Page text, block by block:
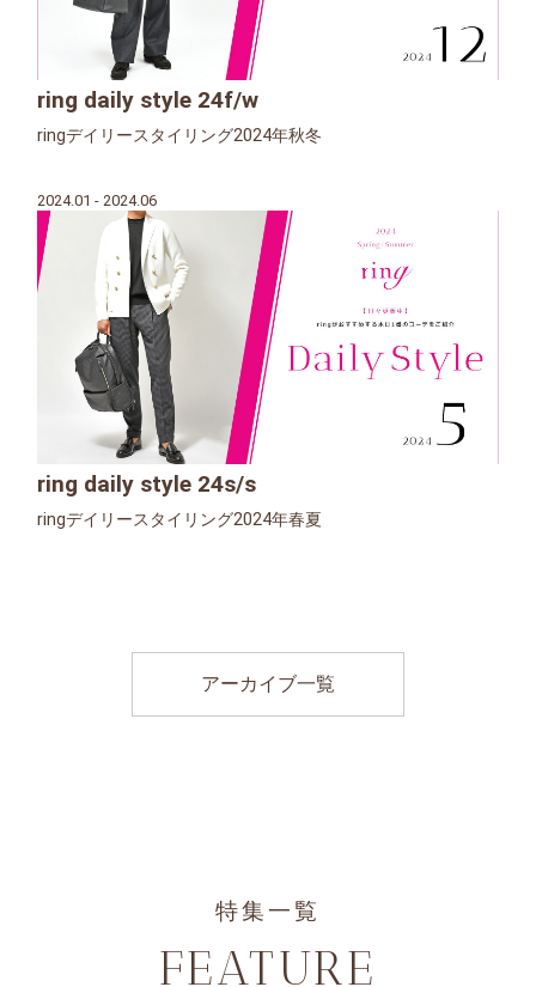
ring daily style 24f/w
ringデイリースタイリング2024年秋冬
2024.01 - 2024.06
ring daily style 24s/s
ringデイリースタイリング2024年春夏
アーカイブ一覧
特集一覧
FEATURE